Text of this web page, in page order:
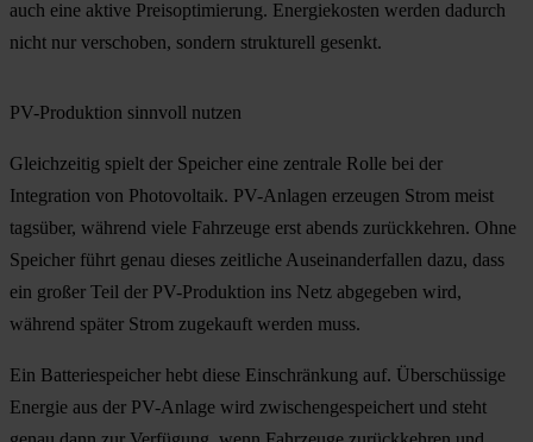
auch eine aktive Preisoptimierung. Energiekosten werden dadurch
nicht nur verschoben, sondern strukturell gesenkt.
PV-Produktion sinnvoll nutzen
Gleichzeitig spielt der Speicher eine zentrale Rolle bei der
Integration von Photovoltaik. PV-Anlagen erzeugen Strom meist
tagsüber, während viele Fahrzeuge erst abends zurückkehren. Ohne
Speicher führt genau dieses zeitliche Auseinanderfallen dazu, dass
ein großer Teil der PV-Produktion ins Netz abgegeben wird,
während später Strom zugekauft werden muss.
Ein Batteriespeicher hebt diese Einschränkung auf. Überschüssige
Energie aus der PV-Anlage wird zwischengespeichert und steht